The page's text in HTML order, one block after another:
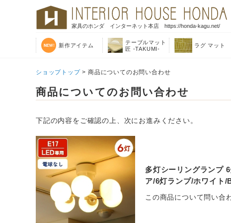
家具のホンダ インターネット本店 https://honda-kagu.net/
新作アイテム
テーブルマット
匠 -TAKUMI-
ラグ マット
ショップトップ> 商品についてのお問い合わせ
商品についてのお問い合わせ
下記の内容をご確認の上、次にお進みください。
多灯シーリングランプ
ア/6灯ランプ/ホワイト/
この商品について問い合